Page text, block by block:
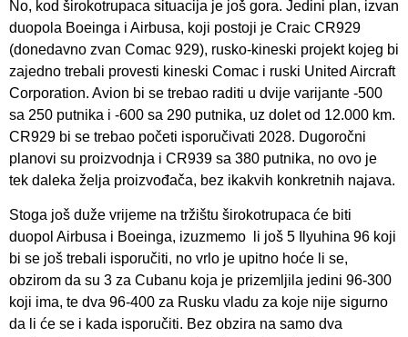
No, kod širokotrupaca situacija je još gora. Jedini plan, izvan
duopola Boeinga i Airbusa, koji postoji je Craic CR929
(donedavno zvan Comac 929), rusko-kineski projekt kojeg bi
zajedno trebali provesti kineski Comac i ruski United Aircraft
Corporation. Avion bi se trebao raditi u dvije varijante -500
sa 250 putnika i -600 sa 290 putnika, uz dolet od 12.000 km.
CR929 bi se trebao početi isporučivati 2028. Dugoročni
planovi su proizvodnja i CR939 sa 380 putnika, no ovo je
tek daleka želja proizvođača, bez ikakvih konkretnih najava.
Stoga još duže vrijeme na tržištu širokotrupaca će biti
duopol Airbusa i Boeinga, izuzmemo li još 5 Ilyuhina 96 koji
bi se još trebali isporučiti, no vrlo je upitno hoće li se,
obzirom da su 3 za Cubanu koja je prizemljila jedini 96-300
koji ima, te dva 96-400 za Rusku vladu za koje nije sigurno
da li će se i kada isporučiti. Bez obzira na samo dva